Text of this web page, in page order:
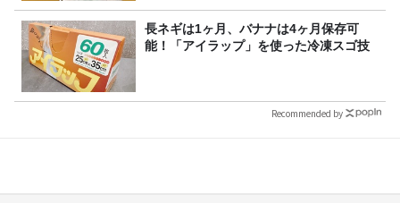
長ネギは1ヶ月、バナナは4ヶ月保存可
能！「アイラップ」を使った冷凍スゴ技
Recommended by